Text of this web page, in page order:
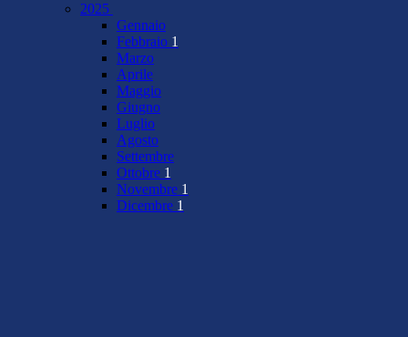
2025
Gennaio
Febbraio 1
Marzo
Aprile
Maggio
Giugno
Luglio
Agosto
Settembre
Ottobre 1
Novembre 1
Dicembre 1